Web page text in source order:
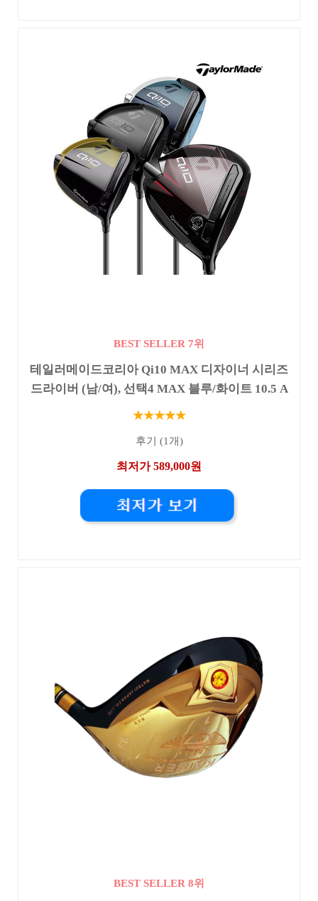
BEST SELLER 7위
테일러메이드코리아 Qi10 MAX 디자이너 시리즈
드라이버 (남/여), 선택4 MAX 블루/화이트 10.5 A
★★★★★
후기 (1개)
최저가 589,000원
BEST SELLER 8위